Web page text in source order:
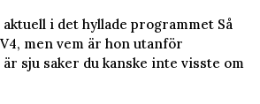
i det hyllade programmet Så
men vem är hon utanför
sju saker du kanske inte visste om